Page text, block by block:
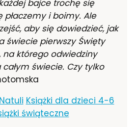
bajce trochę się
i boimy. Ale
aby się dowiedzieć, jak
świecie pierwszy Święty
na którego odwiedziny
świecie. Czy tylko
Książki dla dzieci 4-6
świąteczne